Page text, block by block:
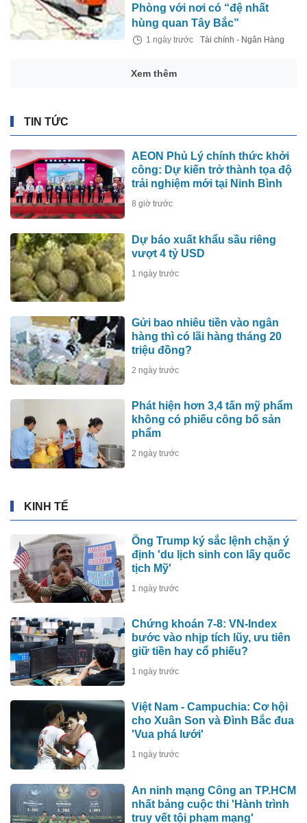
Phòng với nơi có “đệ nhất
hùng quan Tây Bắc”
1 ngày trước Tài chính - Ngân Hàng
Xem thêm
TIN TỨC
AEON Phủ Lý chính thức khởi
công: Dự kiến trở thành tọa độ
trải nghiệm mới tại Ninh Bình
8 giờ trước
Dự báo xuất khẩu sầu riêng
vượt 4 tỷ USD
1 ngày trước
Gửi bao nhiêu tiền vào ngân
hàng thì có lãi hàng tháng 20
triệu đồng?
2 ngày trước
Phát hiện hơn 3,4 tấn mỹ phẩm
không có phiếu công bố sản
phẩm
2 ngày trước
KINH TẾ
Ông Trump ký sắc lệnh chặn ý
định 'du lịch sinh con lấy quốc
tịch Mỹ'
1 ngày trước
Chứng khoán 7-8: VN-Index
bước vào nhịp tích lũy, ưu tiên
giữ tiền hay cổ phiếu?
1 ngày trước
Việt Nam - Campuchia: Cơ hội
cho Xuân Son và Đình Bắc đua
'Vua phá lưới'
1 ngày trước
An ninh mạng Công an TP.HCM
nhất bảng cuộc thi 'Hành trình
truy vết tội phạm mạng'